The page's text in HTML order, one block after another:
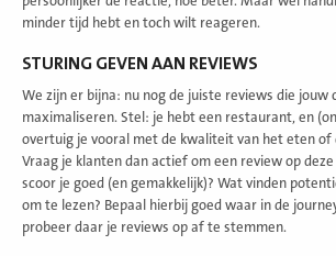
minder tijd hebt en toch wilt reageren.
STURING GEVEN AAN REVIEWS
We zijn er bijna: nu nog de juiste reviews die jouw
maximaliseren. Stel: je hebt een restaurant, en
overtuig je vooral met de kwaliteit van het eten of
Vraag je klanten dan actief om een review op
scoor je goed (en gemakkelijk)? Wat vinden
om te lezen? Bepaal hierbij goed waar in de
probeer daar je reviews op af te stemmen.